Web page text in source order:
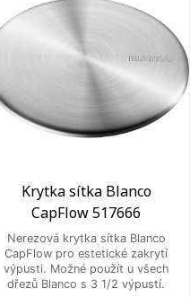
Krytka sítka Blanco
CapFlow 517666
Nerezová krytka sítka Blanco
CapFlow pro estetické zakrytí
výpusti. Možné použít u všech
dřezů Blanco s 3 1/2 výpustí.